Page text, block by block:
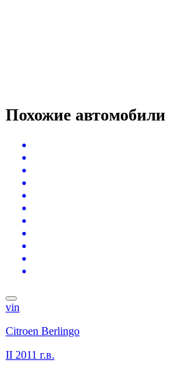
Похожие автомобили
vin
Citroen Berlingo
II 2011 г.в.